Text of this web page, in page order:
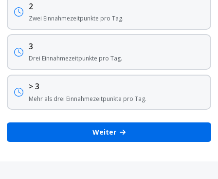
2
Zwei Einnahmezeitpunkte pro Tag.
3
Drei Einnahmezeitpunkte pro Tag.
> 3
Mehr als drei Einnahmezeitpunkte pro Tag.
Weiter